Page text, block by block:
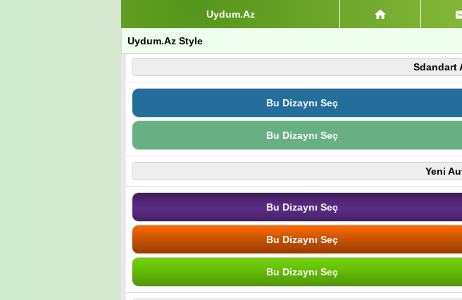
Uydum.Az
Uydum.Az Style
Sdandart
Bu Dizaynı Seç
Bu Dizaynı Seç
Yeni
Bu Dizaynı Seç
Bu Dizaynı Seç
Bu Dizaynı Seç